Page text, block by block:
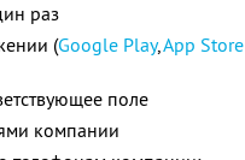
раз
(Google Play,App Store
поле
компании